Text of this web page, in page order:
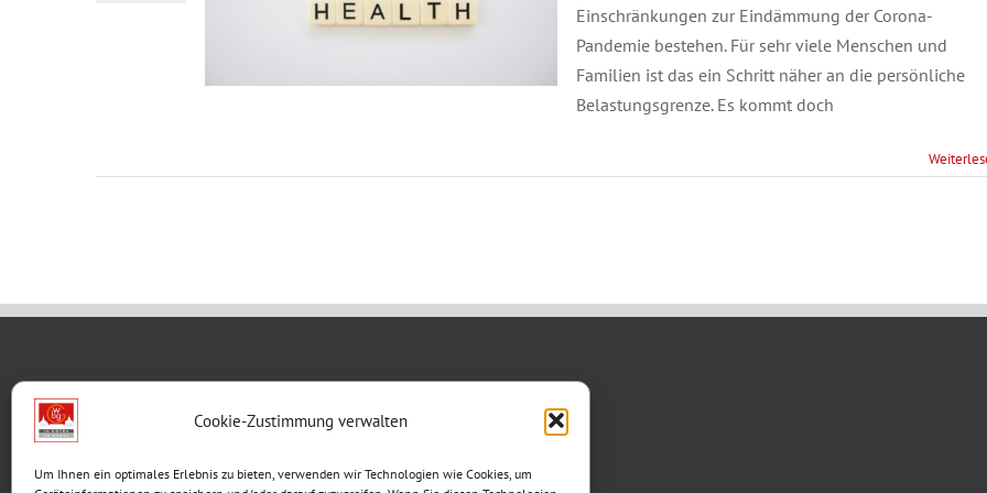
Cookie-Zustimmung verwalten
Um Ihnen ein optimales Erlebnis zu bieten, verwenden wir Technologien wie Cookies, um
Einschränkungen zur Eindämmung der Corona-
Pandemie bestehen. Für sehr viele Menschen und
Familien ist das ein Schritt näher an die persönliche
Belastungsgrenze. Es kommt doch
99867 Gotha